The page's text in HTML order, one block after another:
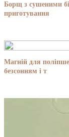
Борщ з сушеними
приготування
Магній для
безсонням і т